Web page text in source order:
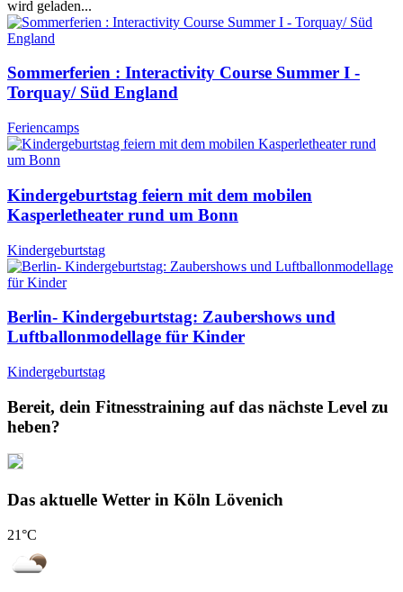
wird geladen...
Sommerferien : Interactivity Course Summer I -
Torquay/ Süd England
Feriencamps
Kindergeburtstag feiern mit dem mobilen
Kasperletheater rund um Bonn
Kindergeburtstag
Berlin- Kindergeburtstag: Zaubershows und
Luftballonmodellage für Kinder
Kindergeburtstag
Bereit, dein Fitnesstraining auf das nächste Level zu
heben?
Das aktuelle Wetter in Köln Lövenich
21°C